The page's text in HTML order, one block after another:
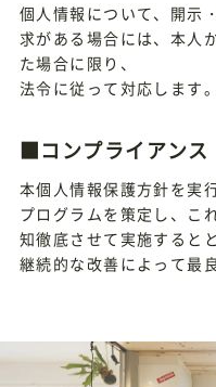
個人情報について、開示
求がある場合には、本人
た場合に限り、
法令に従って対応します。
■コンプライアンス
本個人情報保護方針を実
プログラムを策定し、こ
知徹底させて実施すると
継続的な改善によって最